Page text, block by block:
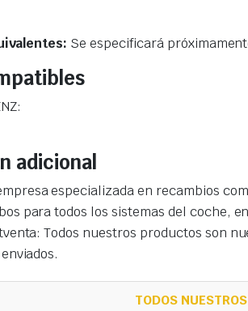
Se especificará
adicional
especializada en recambios
para todos los sistemas del coche,
Todos nuestros productos son
TODOS